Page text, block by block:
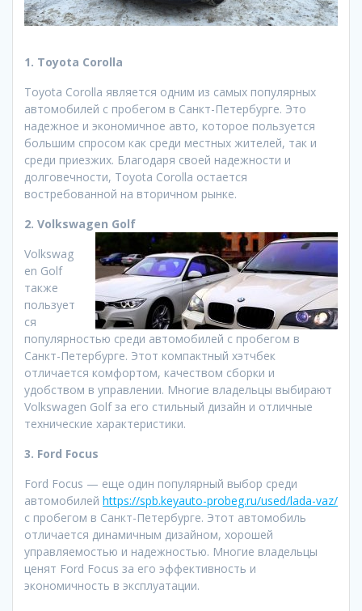
1. Toyota Corolla
Toyota Corolla является одним из самых популярных
автомобилей с пробегом в Санкт-Петербурге. Это
надежное и экономичное авто, которое пользуется
большим спросом как среди местных жителей, так и
среди приезжих. Благодаря своей надежности и
долговечности, Toyota Corolla остается
востребованной на вторичном рынке.
2. Volkswagen Golf
Volkswag
en Golf
также
пользует
ся
популярностью среди автомобилей с пробегом в
Санкт-Петербурге. Этот компактный хэтчбек
отличается комфортом, качеством сборки и
удобством в управлении. Многие владельцы выбирают
Volkswagen Golf за его стильный дизайн и отличные
технические характеристики.
3. Ford Focus
Ford Focus — еще один популярный выбор среди
автомобилей https://spb.keyauto-probeg.ru/used/lada-vaz/
с пробегом в Санкт-Петербурге. Этот автомобиль
отличается динамичным дизайном, хорошей
управляемостью и надежностью. Многие владельцы
ценят Ford Focus за его эффективность и
экономичность в эксплуатации.